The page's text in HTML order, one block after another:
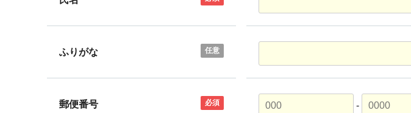
ふりがな 任意
郵便番号 必須 -